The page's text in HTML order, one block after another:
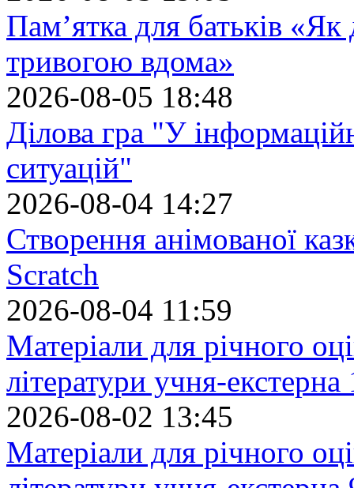
Пам’ятка для батьків
тривогою вдома»
2026-08-05 18:48
Ділова гра "У
ситуацій"
2026-08-04 14:27
Створення анімованої
Scratch
2026-08-04 11:59
Матеріали для річного
літератури учня-екстерна
2026-08-02 13:45
Матеріали для річного